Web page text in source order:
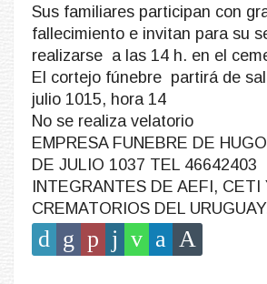
Sus familiares participan con
fallecimiento e invitan para su
realizarse a las 14 h. en el
El cortejo fúnebre partirá de
julio 1015, hora 14
No se realiza velatorio
EMPRESA FUNEBRE DE
DE JULIO 1037 TEL 46642403
INTEGRANTES DE AEFI, CETI
CREMATORIOS DEL